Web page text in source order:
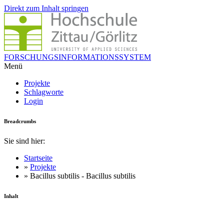
Direkt zum Inhalt springen
FORSCHUNGSINFORMATIONSSYSTEM
Menü
Projekte
Schlagworte
Login
Breadcrumbs
Sie sind hier:
Startseite
» Projekte
» Bacillus subtilis - Bacillus subtilis
Inhalt